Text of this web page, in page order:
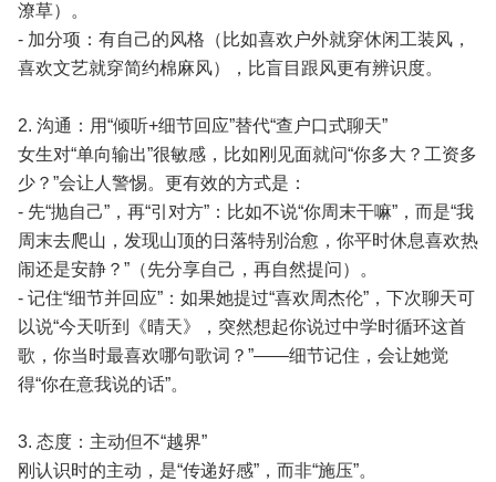
潦草）。
- 加分项：有自己的风格（比如喜欢户外就穿休闲工装风，
喜欢文艺就穿简约棉麻风），比盲目跟风更有辨识度。
2. 沟通：用“倾听+细节回应”替代“查户口式聊天”
女生对“单向输出”很敏感，比如刚见面就问“你多大？工资多
少？”会让人警惕。更有效的方式是：
- 先“抛自己”，再“引对方”：比如不说“你周末干嘛”，而是“我
周末去爬山，发现山顶的日落特别治愈，你平时休息喜欢热
闹还是安静？”（先分享自己，再自然提问）。
- 记住“细节并回应”：如果她提过“喜欢周杰伦”，下次聊天可
以说“今天听到《晴天》，突然想起你说过中学时循环这首
歌，你当时最喜欢哪句歌词？”——细节记住，会让她觉
得“你在意我说的话”。
3. 态度：主动但不“越界”
刚认识时的主动，是“传递好感”，而非“施压”。